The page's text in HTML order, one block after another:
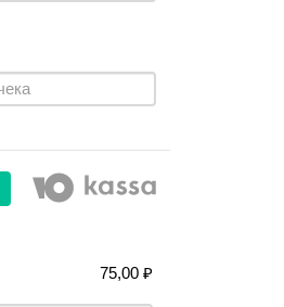
75,00 ₽